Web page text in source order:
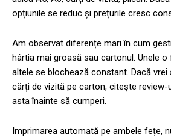
opțiunile se reduc și prețurile cresc
Am observat diferențe mari în cum
hârtia mai groasă sau cartonul. Unele
altele se blochează constant. Dacă vrei
cărți de vizită pe carton, citește review-
asta înainte să cumperi.
Imprimarea automată pe ambele fețe,